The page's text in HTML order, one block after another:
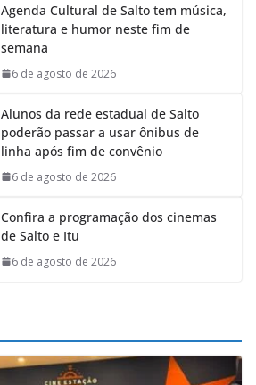
Agenda Cultural de Salto tem música,
literatura e humor neste fim de
semana
6 de agosto de 2026
Alunos da rede estadual de Salto
poderão passar a usar ônibus de
linha após fim de convênio
6 de agosto de 2026
Confira a programação dos cinemas
de Salto e Itu
6 de agosto de 2026